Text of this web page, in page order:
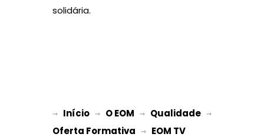
solidária.
→ Início → O EOM → Qualidade
Oferta Formativa → EOM TV